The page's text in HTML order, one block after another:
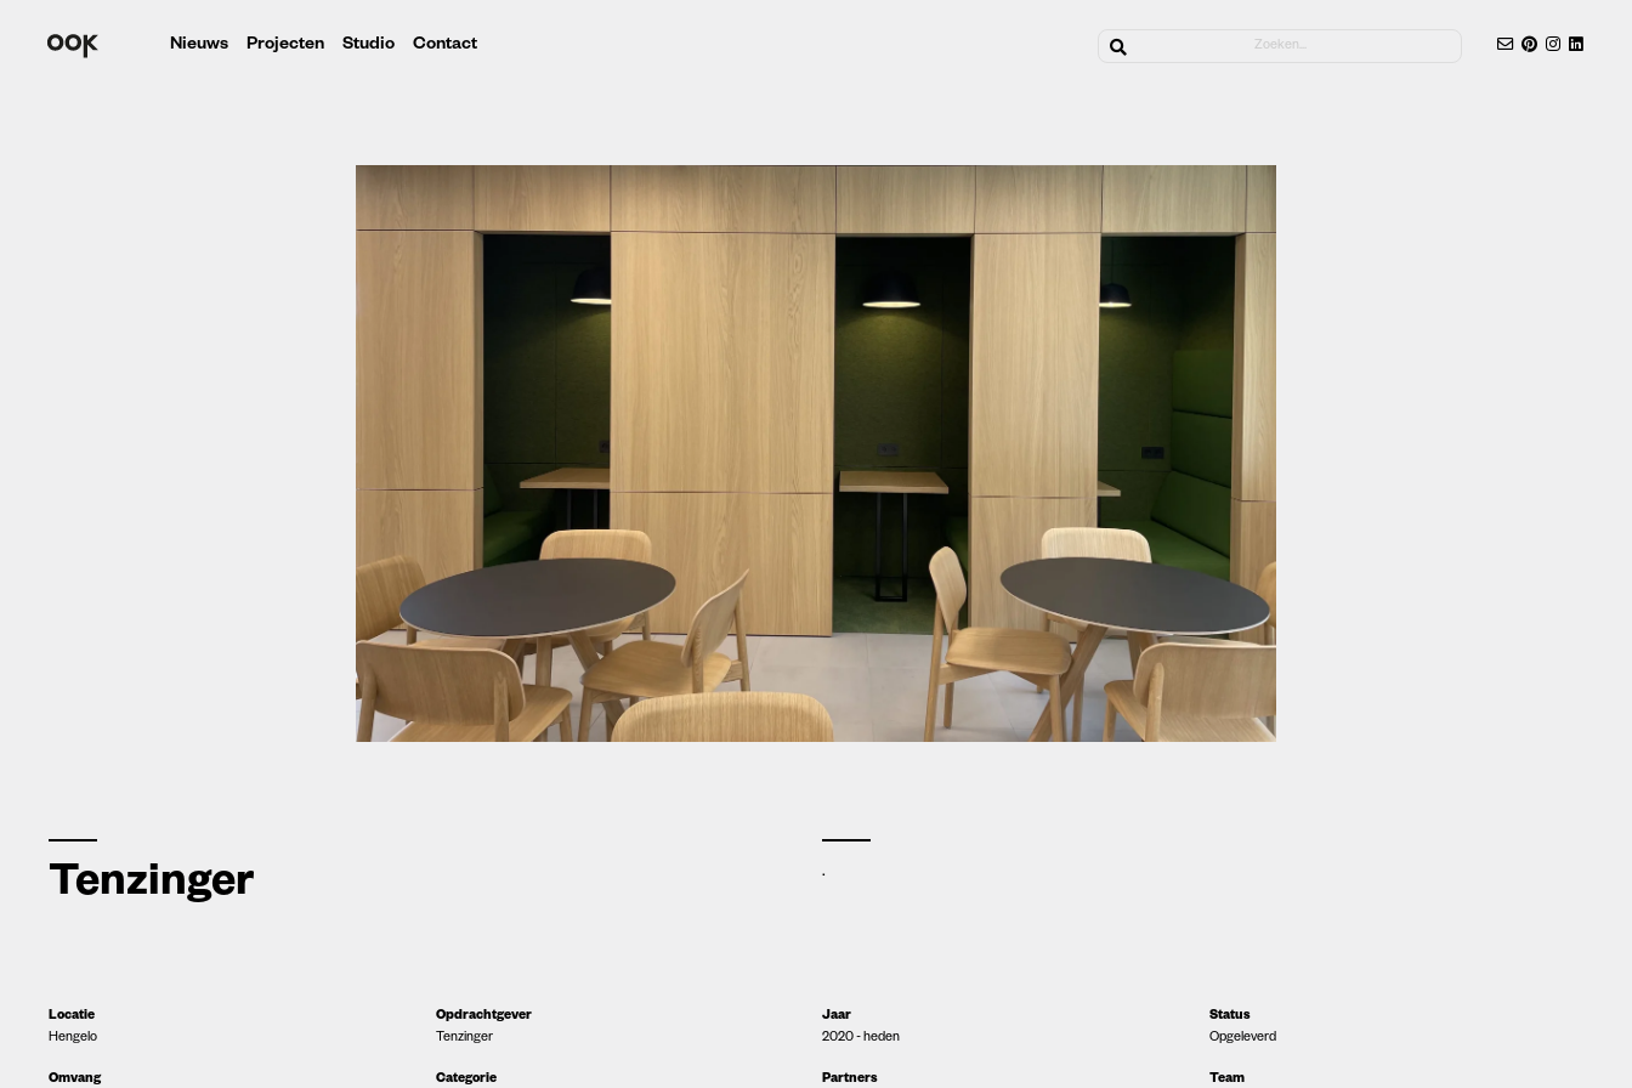
Nieuws Projecten Studio Contact
Tenzinger .
Locatie
Hengelo
Opdrachtgever
Tenzinger
Jaar
2020 - heden
Status
Opgeleverd
Omvang Categorie Partners Team